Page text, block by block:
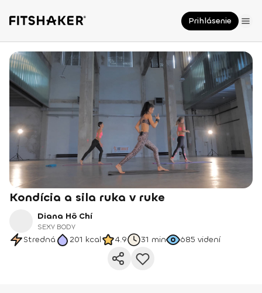
Prihlásenie
Kondícia a sila ruka v ruke
Diana Hô Chí
SEXY BODY
Stredná 201 kcal 4.9 31 min 685 videní